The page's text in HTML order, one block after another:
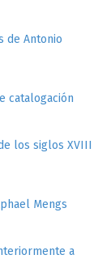
de Antonio
catalogación
los siglos XVIII
Mengs
a